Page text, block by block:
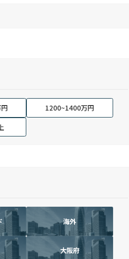
1200~1400万円
海外
大阪府